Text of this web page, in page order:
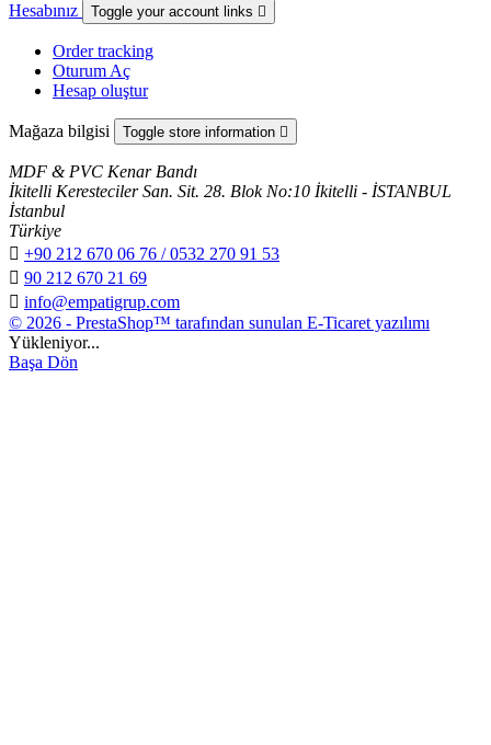
Hesabınız Toggle your account links 
Order tracking
Oturum Aç
Hesap oluştur
Mağaza bilgisi Toggle store information 
MDF & PVC Kenar Bandı
İkitelli Keresteciler San. Sit. 28. Blok No:10 İkitelli - İSTANBUL
İstanbul
Türkiye
 +90 212 670 06 76 / 0532 270 91 53
 90 212 670 21 69
 info@empatigrup.com
© 2026 - PrestaShop™ tarafından sunulan E-Ticaret yazılımı
Yükleniyor...
Başa Dön